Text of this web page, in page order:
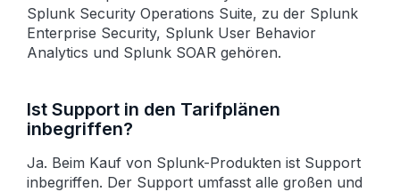
Splunk Security Operations Suite, zu der Splunk
Enterprise Security, Splunk User Behavior
Analytics und Splunk SOAR gehören.
Ist Support in den Tarifplänen
inbegriffen?
Ja. Beim Kauf von Splunk-Produkten ist Support
inbegriffen. Der Support umfasst alle großen und